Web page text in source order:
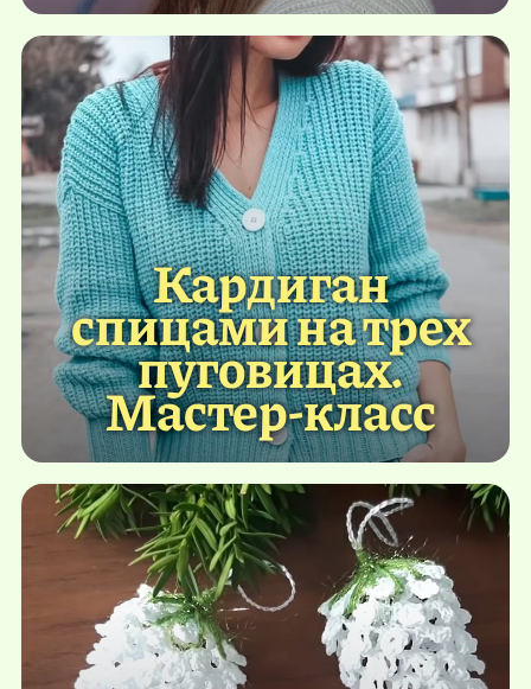
Кардиган
спицами на трех
пуговицах.
Мастер-класс